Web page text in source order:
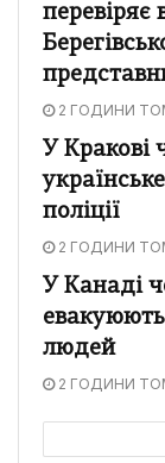
перевіряє
2 ГОДИНИ
У Кракові
поліції
2 ГОДИНИ
У Канаді
людей
2 ГОДИНИ